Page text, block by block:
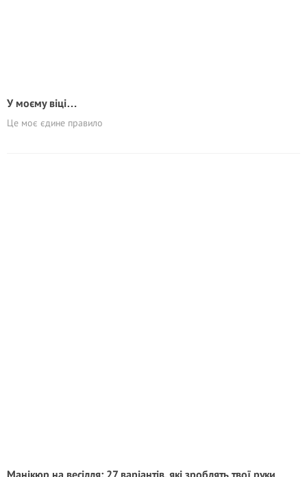
У моєму віці…
Це моє єдине правило
Манікюр на весілля: 27 варіантів, які зроблять твої руки